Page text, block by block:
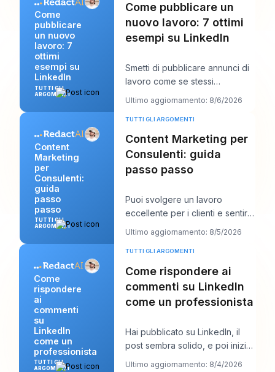
Come
pubblicare
un nuovo
lavoro: 7
ottimi
esempi su
LinkedIn
TUTTI GLI
ARGOMENTI
Come pubblicare un
nuovo lavoro: 7 ottimi
esempi su LinkedIn
Smetti di pubblicare annunci di
lavoro come se stessi
compilando scartoffie e inizia a
scriverli com
Ultimo aggiornamento: 8/6/2026
Content
Marketing
per
Consulenti:
guida
passo
passo
TUTTI GLI
ARGOMENTI
TUTTI GLI ARGOMENTI
Content Marketing per
Consulenti: guida
passo passo
Puoi svolgere un lavoro
eccellente per i clienti e sentirti
comunque stranamente
Ultimo aggiornamento: 8/5/2026
Come
rispondere
ai
commenti
su
LinkedIn
come un
professionista
TUTTI GLI
ARGOMENTI
TUTTI GLI ARGOMENTI
Come rispondere ai
commenti su LinkedIn
come un professionista
Hai pubblicato su LinkedIn, il
post sembra solido, e poi inizia
il lavoro vero. Appaiono alcuni
Ultimo aggiornamento: 8/4/2026